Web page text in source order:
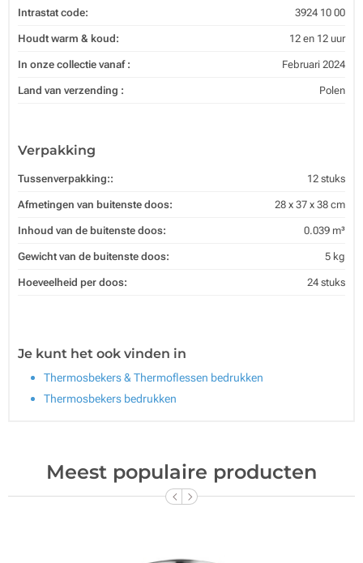
Intrastat code: 3924 10 00
Houdt warm & koud: 12 en 12 uur
In onze collectie vanaf : Februari 2024
Land van verzending : Polen
Verpakking
Tussenverpakking:: 12 stuks
Afmetingen van buitenste doos: 28 x 37 x 38 cm
Inhoud van de buitenste doos: 0.039 m³
Gewicht van de buitenste doos: 5 kg
Hoeveelheid per doos: 24 stuks
Je kunt het ook vinden in
Thermosbekers & Thermoflessen bedrukken
Thermosbekers bedrukken
Meest populaire producten